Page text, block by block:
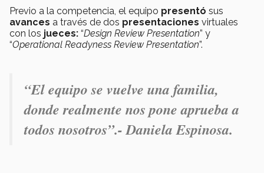
Previo a la competencia, el equipo presentó sus
avances a través de dos presentaciones virtuales
con los jueces: “Design Review Presentation” y
“Operational Readyness Review Presentation”.
“El equipo se vuelve una familia,
donde realmente nos pone aprueba a
todos nosotros”.- Daniela Espinosa.